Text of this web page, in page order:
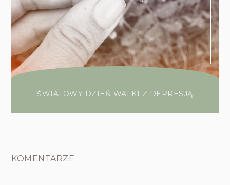
ŚWIATOWY DZIEŃ WALKI Z DEPRESJĄ
KOMENTARZE